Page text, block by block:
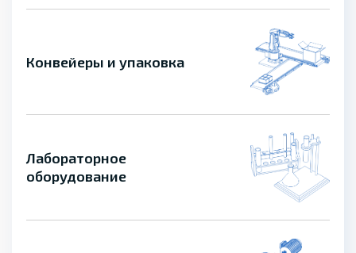
Конвейеры и упаковка
Лабораторное
оборудование